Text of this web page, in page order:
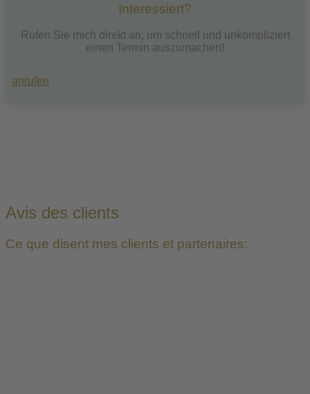
Interessiert?
Rufen Sie mich direkt an, um schnell und unkompliziert
einen Termin auszumachen!
anrufen
Avis des clients
Ce que disent mes clients et partenaires: